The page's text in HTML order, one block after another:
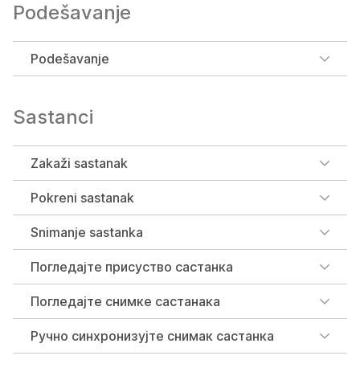
Podešavanje
Podešavanje
Sastanci
Zakaži sastanak
Pokreni sastanak
Snimanje sastanka
Погледајте присуство састанка
Погледајте снимке састанака
Ручно синхронизујте снимак састанка